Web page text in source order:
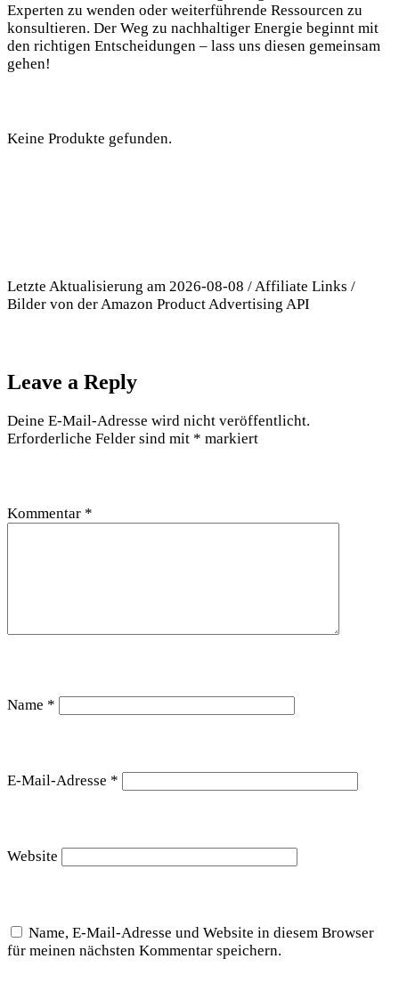
Experten ​zu wenden oder weiterführende Ressourcen zu
konsultieren. Der Weg zu nachhaltiger ⁤Energie beginnt mit
den richtigen Entscheidungen – lass uns diesen⁤ gemeinsam
⁣gehen!
Keine Produkte gefunden.
Letzte Aktualisierung am 2026-08-08 / Affiliate Links /
Bilder von der Amazon Product Advertising API
Leave a Reply
Deine E-Mail-Adresse wird nicht veröffentlicht.
Erforderliche Felder sind mit * markiert
Kommentar *
Name *
E-Mail-Adresse *
Website
Name, E-Mail-Adresse und Website in diesem Browser
für meinen nächsten Kommentar speichern.